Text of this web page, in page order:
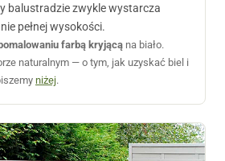
balustradzie zwykle wystarcza
pełnej wysokości.
farbą kryjącą na biało.
naturalnym — o tym, jak uzyskać biel i
niżej.